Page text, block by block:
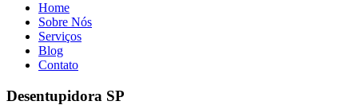
Home
Sobre Nós
Serviços
Blog
Contato
Desentupidora SP